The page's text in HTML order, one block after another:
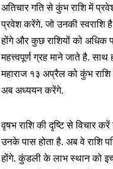
अतिचार गति से कुंभ राशि में
प्रवेश करेंगे. जो उनकी स्वराशि
होंगे और कुछ राशियों को अधिक
महत्त्वपूर्ण ग्रह माने जाते है.
महाराज १३ अप्रैल को कुंभ राशि
अब अध्ययन करेंगे.
वृषभ राशि की दृष्टि से विचार
उनके पास होता है. अब वे राशि
होंगे. कुंडली के लाभ स्थान को